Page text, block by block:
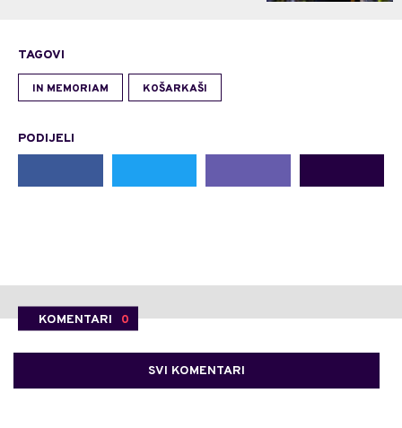
TAGOVI
IN MEMORIAM KOŠARKAŠI
PODIJELI
KOMENTARI 0
SVI KOMENTARI